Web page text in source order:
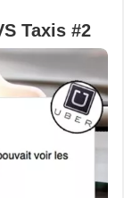
Taxis #2